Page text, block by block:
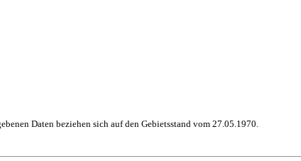
Daten beziehen sich auf den Gebietsstand vom 27.05.1970.